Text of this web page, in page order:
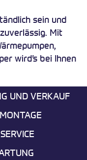
sein und
Mit
wird’s bei Ihnen
UND VERKAUF